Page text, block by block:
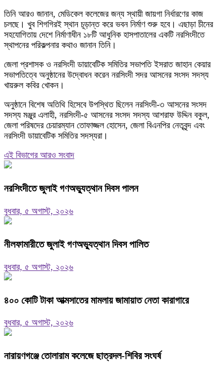
তিনি আরও জানান, মেডিকেল কলেজের জন্য স্থায়ী জায়গা নির্ধারণের কাজ
চলছে। খুব শিগগিরই স্থান চূড়ান্ত করে ভবন নির্মাণ শুরু হবে। এছাড়া চীনের
সহযোগিতায় দেশে নির্মাণাধীন ১৮টি আধুনিক হাসপাতালের একটি নরসিংদীতে
স্থাপনের পরিকল্পনার কথাও জানান তিনি।
জেলা প্রশাসক ও নরসিংদী ডায়াবেটিক সমিতির সভাপতি ইসরাত জাহান কেয়ার
সভাপতিত্বে অনুষ্ঠানের উদ্বোধন করেন নরসিংদী সদর আসনের সংসদ সদস্য
খায়রুল কবির খোকন।
অনুষ্ঠানে বিশেষ অতিথি হিসেবে উপস্থিত ছিলেন নরসিংদী-৩ আসনের সংসদ
সদস্য মঞ্জুর এলাহী, নরসিংদী-৫ আসনের সংসদ সদস্য আশরাফ উদ্দিন বকুল,
জেলা পরিষদের চেয়ারম্যান তোফাজ্জল হোসেন, জেলা বিএনপির নেতৃবৃন্দ এবং
নরসিংদী ডায়াবেটিক সমিতির সদস্যরা।
এই বিভাগের আরও সংবাদ
নরসিংদীতে জুলাই গণঅভ্যুত্থান দিবস পালন
বুধবার, ৫ অগাস্ট, ২০২৬
নীলফামারীতে জুলাই গণঅভ্যুত্থান দিবস পালিত
বুধবার, ৫ অগাস্ট, ২০২৬
৪০০ কোটি টাকা আত্মসাতের মামলায় জামায়াত নেতা কারাগারে
বুধবার, ৫ অগাস্ট, ২০২৬
নারায়ণগঞ্জে তোলারাম কলেজে ছাত্রদল-শিবির সংঘর্ষ